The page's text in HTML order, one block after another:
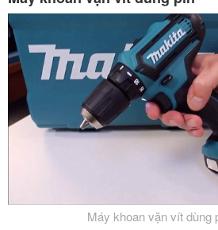
Máy khoan vặn vít dùng